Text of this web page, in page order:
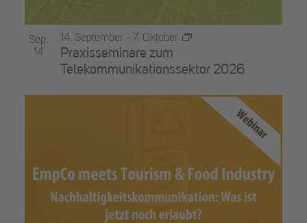
Sep.
14
Praxisseminare zum
Telekommunikationssektor 2026
14. September - 7. Oktober